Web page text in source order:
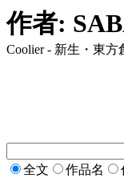
作者:
Coolier - 新生・東方
全文 作品名